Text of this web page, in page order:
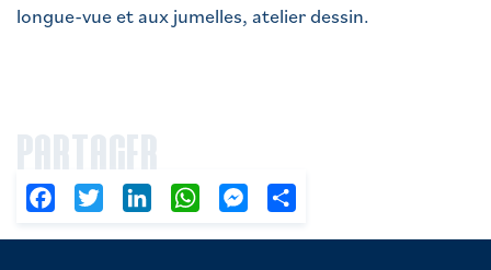
longue-vue et aux jumelles, atelier dessin.
PARTAGER
FacebookTwitter LinkedIn WhatsAppMessenger